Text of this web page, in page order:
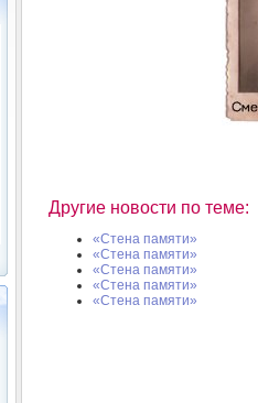
Другие новости по теме:
«Стена памяти»
«Стена памяти»
«Стена памяти»
«Стена памяти»
«Стена памяти»